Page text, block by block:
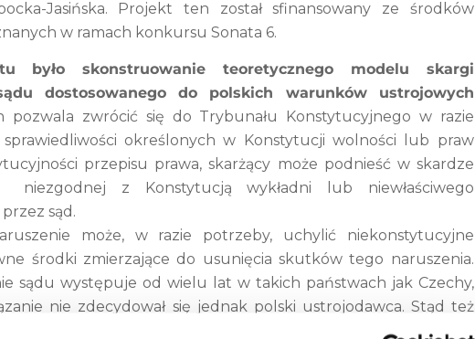
Jasińska. Projekt ten został sfinansowany ze środków
w ramach konkursu Sonata 6.
było skonstruowanie teoretycznego modelu skargi
dostosowanego do polskich warunków ustrojowych
pozwala zwrócić się do Trybunału Konstytucyjnego w razie
określonych w Konstytucji wolności lub praw
przepisu prawa, skarżący może podnieść w skardze
niezgodnej z Konstytucją wykładni lub niewłaściwego
sąd.
może, w razie potrzeby, uchylić niekonstytucyjne
środki zmierzające do usunięcia skutków tego naruszenia.
sądu występuje od wielu lat w takich państwach jak Czechy,
nie zdecydował się jednak polski ustrojodawca. Stąd też
na przepis prawny”,której bliżej do indywidualnego